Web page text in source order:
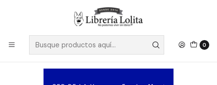
0
Despacho a todo Chile